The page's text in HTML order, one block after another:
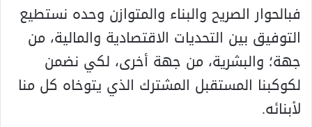
فبالحوار الصريح والبناء والمتوازن وحده نستطيع
التوفيق بين التحديات الاقتصادية والمالية، من
جهة؛ والبشرية، من جهة أخرى، لكي نضمن
لكوكبنا المستقبل المشترك الذي يتوخاه كل منا
لأبنائه.